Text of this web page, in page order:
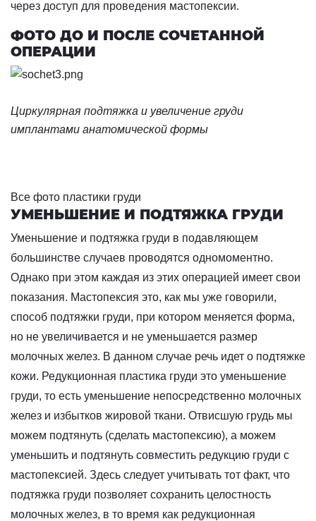
через доступ для проведения мастопексии.
ФОТО ДО И ПОСЛЕ СОЧЕТАННОЙ
ОПЕРАЦИИ
Циркулярная подтяжка и увеличение груди
имплантами анатомической формы
Все фото пластики груди
УМЕНЬШЕНИЕ И ПОДТЯЖКА ГРУДИ
Уменьшение и подтяжка груди в подавляющем
большинстве случаев проводятся одномоментно.
Однако при этом каждая из этих операцией имеет свои
показания. Мастопексия это, как мы уже говорили,
способ подтяжки груди, при котором меняется форма,
но не увеличивается и не уменьшается размер
молочных желез. В данном случае речь идет о подтяжке
кожи. Редукционная пластика груди это уменьшение
груди, то есть уменьшение непосредственно молочных
желез и избытков жировой ткани. Отвисшую грудь мы
можем подтянуть (сделать мастопексию), а можем
уменьшить и подтянуть совместить редукцию груди с
мастопексией. Здесь следует учитывать тот факт, что
подтяжка груди позволяет сохранить целостность
молочных желез, в то время как редукционная